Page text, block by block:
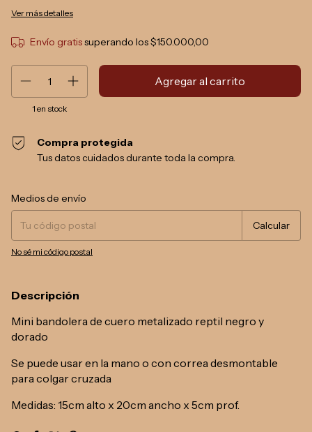
Ver más detalles
Envío gratissuperando los$150.000,00
1 en stock
Compra protegida
Tus datos cuidados durante toda la compra.
Entregas para el CP:
Medios de envío
Calcular
No sé mi código postal
Descripción
Mini bandolera de cuero metalizado reptil negro y
dorado
Se puede usar en la mano o con correa desmontable
para colgar cruzada
Medidas: 15cm alto x 20cm ancho x 5cm prof.